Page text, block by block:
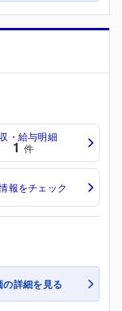
・給与明細
1 件
報をチェック
の詳細を見る